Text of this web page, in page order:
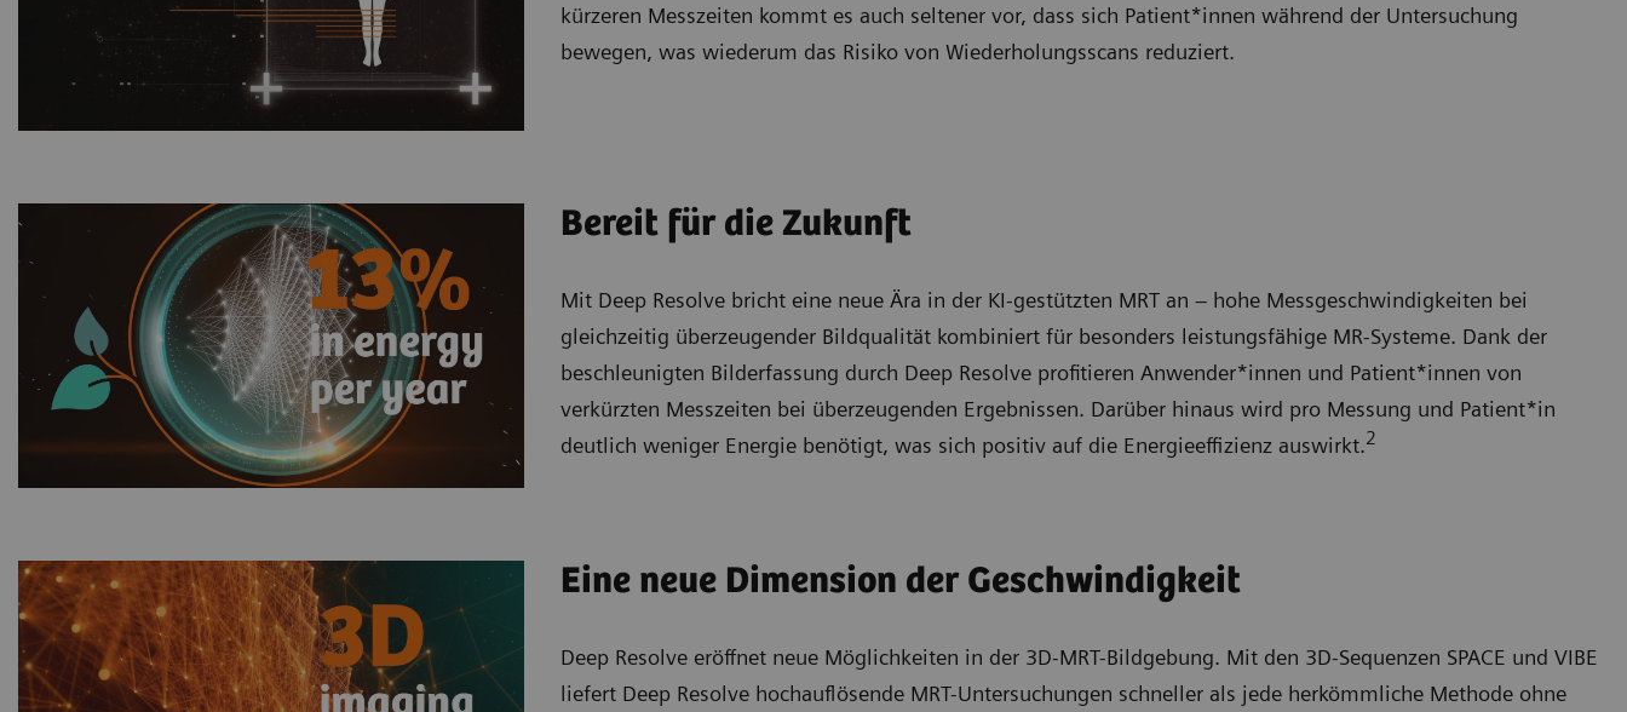
kürzeren Messzeiten kommt es auch seltener vor, dass sich Patient*innen während der Untersuchung
bewegen, was wiederum das Risiko von Wiederholungsscans reduziert.
Bereit für die Zukunft
Mit Deep Resolve bricht eine neue Ära in der KI-gestützten MRT an – hohe Messgeschwindigkeiten bei
gleichzeitig überzeugender Bildqualität kombiniert für besonders leistungsfähige MR-Systeme. Dank der
beschleunigten Bilderfassung durch Deep Resolve profitieren Anwender*innen und Patient*innen von
verkürzten Messzeiten bei überzeugenden Ergebnissen. Darüber hinaus wird pro Messung und Patient*in
deutlich weniger Energie benötigt, was sich positiv auf die Energieeffizienz auswirkt.2
Eine neue Dimension der Geschwindigkeit
Deep Resolve eröffnet neue Möglichkeiten in der 3D-MRT-Bildgebung. Mit den 3D-Sequenzen SPACE und VIBE
liefert Deep Resolve hochauflösende MRT-Untersuchungen schneller als jede herkömmliche Methode ohne